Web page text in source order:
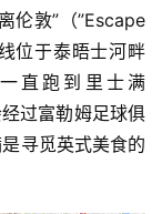
伦敦”（”Escape
位于泰晤士河畔
一直跑到里士满
过富勒姆足球俱
寻觅英式美食的